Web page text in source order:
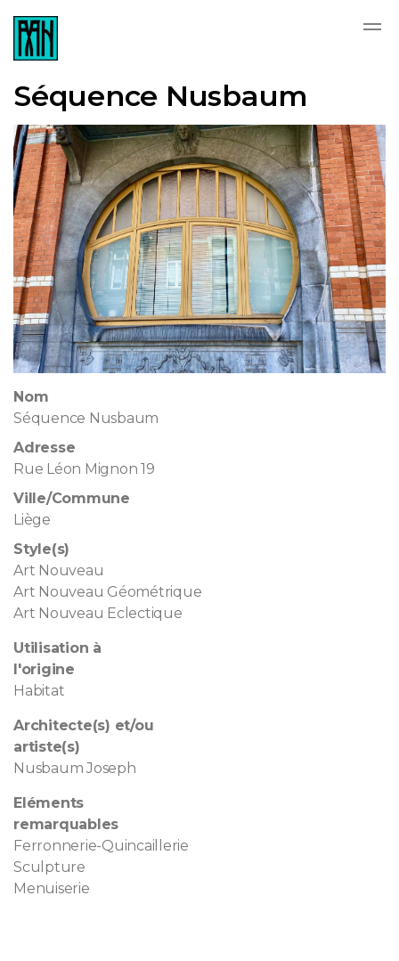
Séquence Nusbaum
Nom
Séquence Nusbaum
Adresse
Rue Léon Mignon 19
Ville/Commune
Liège
Style(s)
Art Nouveau
Art Nouveau Géométrique
Art Nouveau Eclectique
Utilisation à
l'origine
Habitat
Architecte(s) et/ou
artiste(s)
Nusbaum Joseph
Eléments
remarquables
Ferronnerie-Quincaillerie
Sculpture
Menuiserie